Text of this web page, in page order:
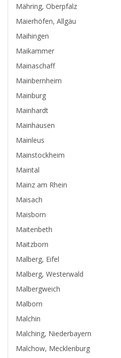
Mähring, Oberpfalz
Maierhöfen, Allgäu
Maihingen
Maikammer
Mainaschaff
Mainbernheim
Mainburg
Mainhardt
Mainhausen
Mainleus
Mainstockheim
Maintal
Mainz am Rhein
Maisach
Maisborn
Maitenbeth
Maitzborn
Malberg, Eifel
Malberg, Westerwald
Malbergweich
Malborn
Malchin
Malching, Niederbayern
Malchow, Mecklenburg